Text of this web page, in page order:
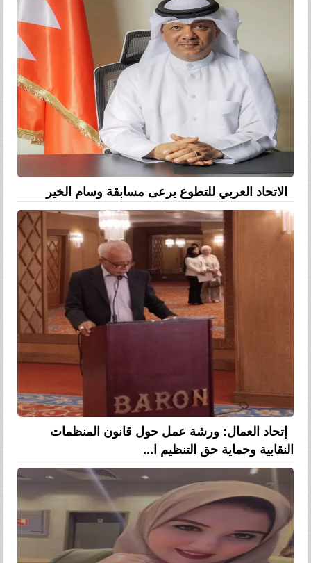
الاتحاد العربي للتطوع يرعى مسابقة وسام الخير
إتحاد العمال: ورشة عمل حول قانون المنظمات
النقابية وحماية حق التنظيم ا...